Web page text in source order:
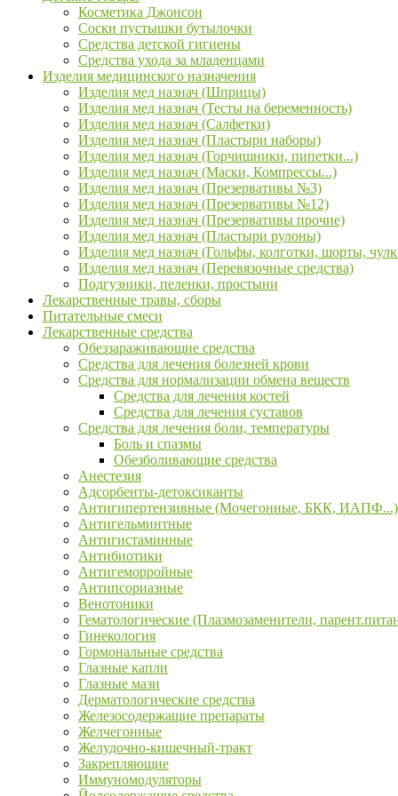
Косметика Джонсон
Соски пустышки бутылочки
Средства детской гигиены
Средства ухода за младенцами
Изделия медицинского назначения
Изделия мед назнач (Шприцы)
Изделия мед назнач (Тесты на беременность)
Изделия мед назнач (Салфетки)
Изделия мед назнач (Пластыри наборы)
Изделия мед назнач (Горчишники, пипетки...)
Изделия мед назнач (Маски, Компрессы...)
Изделия мед назнач (Презервативы №3)
Изделия мед назнач (Презервативы №12)
Изделия мед назнач (Презервативы прочие)
Изделия мед назнач (Пластыри рулоны)
Изделия мед назнач (Гольфы, колготки, шорты,
Изделия мед назнач (Перевязочные средства)
Подгузники, пеленки, простыни
Лекарственные травы, сборы
Питательные смеси
Лекарственные средства
Обеззараживающие средства
Средства для лечения болезней крови
Средства для нормализации обмена веществ
Средства для лечения костей
Средства для лечения суставов
Средства для лечения боли, температуры
Боль и спазмы
Обезболивающие средства
Анестезия
Адсорбенты-детоксиканты
Антигипертензивные (Мочегонные, БКК, ИАПФ...)
Антигельминтные
Антигистаминные
Антибиотики
Антигеморройные
Антипсориазные
Венотоники
Гематологические (Плазмозаменители,
Гинекология
Гормональные средства
Глазные капли
Глазные мази
Дерматологические средства
Железосодержащие препараты
Желчегонные
Желудочно-кишечный-тракт
Закрепляющие
Иммуномодуляторы